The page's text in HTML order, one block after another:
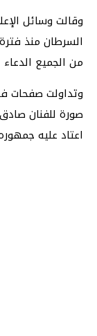
وقالت وسائل
السرطان منذ
من الجميع
وتداولت صفحات
صورة للفنان
اعتاد عليه